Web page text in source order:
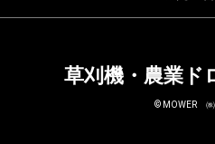
草刈機・農業ド
© MOWER ㈱